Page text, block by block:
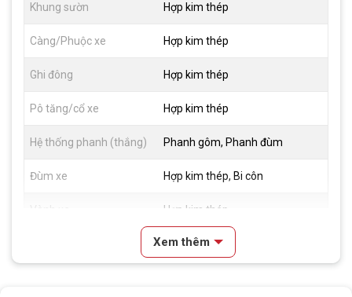
Khung sườn Hợp kim thép
Càng/Phuộc xe Hợp kim thép
Ghi đông Hợp kim thép
Pô tăng/cổ xe Hợp kim thép
Hệ thống phanh (thắng) Phanh gôm, Phanh đùm
Đùm xe Hợp kim thép, Bi côn
Hợp kim thép
12x2.125
Xem thêm